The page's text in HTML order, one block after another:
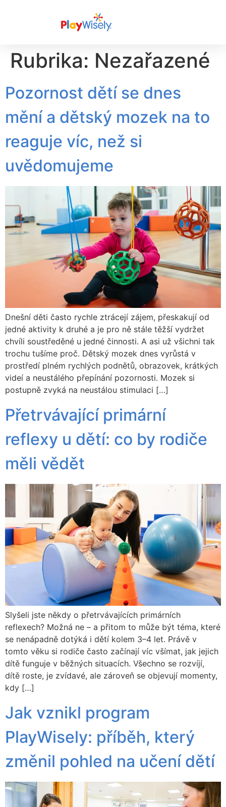
Rubrika: Nezařazené
Pozornost dětí se dnes
mění a dětský mozek na to
reaguje víc, než si
uvědomujeme
Dnešní děti často rychle ztrácejí zájem, přeskakují od
jedné aktivity k druhé a je pro ně stále těžší vydržet
chvíli soustředěné u jedné činnosti. A asi už všichni tak
trochu tušíme proč. Dětský mozek dnes vyrůstá v
prostředí plném rychlých podnětů, obrazovek, krátkých
videí a neustálého přepínání pozornosti. Mozek si
postupně zvyká na neustálou stimulaci […]
Přetrvávající primární
reflexy u dětí: co by rodiče
měli vědět
Slyšeli jste někdy o přetrvávajících primárních
reflexech? Možná ne – a přitom to může být téma, které
se nenápadně dotýká i dětí kolem 3–4 let. Právě v
tomto věku si rodiče často začínají víc všímat, jak jejich
dítě funguje v běžných situacích. Všechno se rozvíjí,
dítě roste, je zvídavé, ale zároveň se objevují momenty,
kdy […]
Jak vznikl program
PlayWisely: příběh, který
změnil pohled na učení dětí